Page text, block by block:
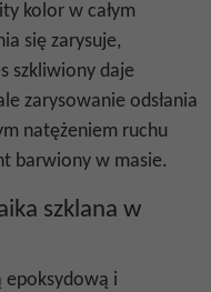
kolor w całym
się zarysuje,
szkliwiony daje
zarysowanie odsłania
natężeniem ruchu
barwiony w masie.
szklana w
epoksydową i